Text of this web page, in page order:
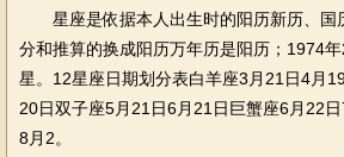
星座是依据本人出生时的阳历新历、国
分和推算的换成阳历万年历是阳历‍；1974
星。12星座日期划分表白羊座3月21日4月
20日双子座5月21日6月21日巨蟹座6月22
8月2。